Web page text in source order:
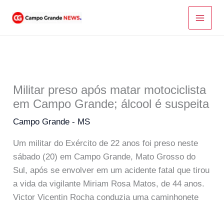
para
Militar preso após matar motociclista
em Campo Grande; álcool é suspeita
Campo Grande - MS
Um militar do Exército de 22 anos foi preso neste
sábado (20) em Campo Grande, Mato Grosso do
Sul, após se envolver em um acidente fatal que tirou
a vida da vigilante Miriam Rosa Matos, de 44 anos.
Victor Vicentin Rocha conduzia uma caminhonete